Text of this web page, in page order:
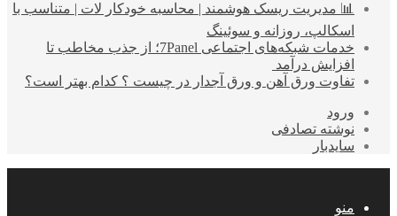
📊 مدیریت ریسک هوشمند | محاسبه خودکار لات | متناسب با
اسکالپ، روزانه و سوئینگ
خدمات شبکه‌های اجتماعی 7Panel؛ از جذب مخاطب تا
افزایش درآمد
تفاوت ورق آهن و ورق آجدار در چیست ؟ کدام بهتر است؟
ورود
نوشته تصادفی
سایدبار
منو